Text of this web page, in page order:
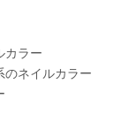
カラー
ネイルカラー